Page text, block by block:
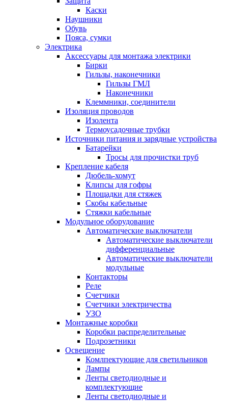
Каски
Наушники
Обувь
Пояса, сумки
Электрика
Аксессуары для монтажа электрики
Бирки
Гильзы, наконечники
Гильзы ГМЛ
Наконечники
Клеммники, соединители
Изоляция проводов
Изолента
Термоусадочные трубки
Источники питания и зарядные устройства
Батарейки
Тросы для прочистки труб
Крепление кабеля
Дюбель-хомут
Клипсы для гофры
Площадки для стяжек
Скобы кабельные
Стяжки кабельные
Модульное оборудование
Автоматические выключатели
Автоматические выключатели
дифференциальные
Автоматические выключатели
модульные
Контакторы
Реле
Счетчики
Счетчики электричества
УЗО
Монтажные коробки
Коробки распределительные
Подрозетники
Освещение
Комлпектующие для светильников
Лампы
Ленты светодиодные и
комплектующие
Ленты светодиодные и